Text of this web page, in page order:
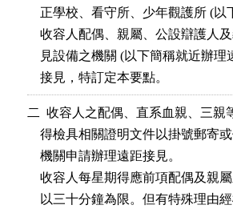
正學校、看守所、少年觀護所 (
收容人配偶、親屬、公設辯護人
見設備之機關 (以下簡稱就近辦
    接見，特訂定本要點。
二  收容人之配偶、直系血親、三
得檢具相關證明文件以掛號郵寄
機關申請辦理遠
收容人每星期得應前項配偶及親
以三十分鐘為限。但有特殊理